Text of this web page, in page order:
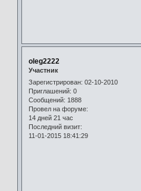
oleg2222
Участник
Зарегистрирован: 02-10-2010
Приглашений: 0
Сообщений: 1888
Провел на форуме:
14 дней 21 час
Последний визит:
11-01-2015 18:41:29